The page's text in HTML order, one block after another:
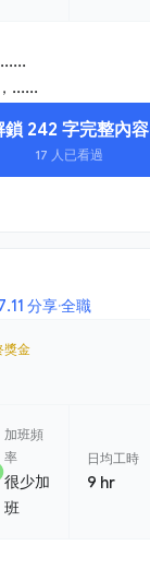
......
鎖 242 字完整內容
17 人已看過
分享·全職
獎金
加班頻
率
很少加
班
日均工時
9 hr